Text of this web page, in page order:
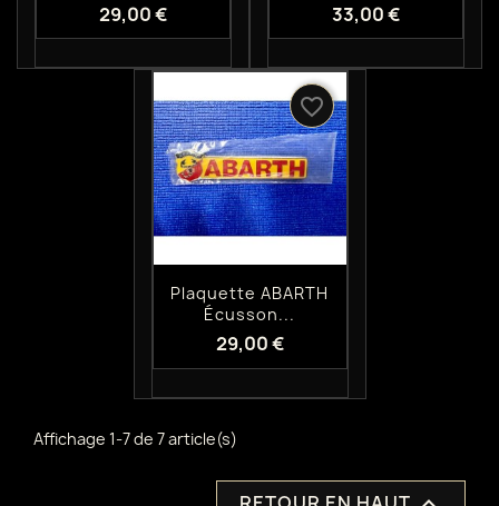
29,00 € 33,00 €
Aperçu rapide
Plaquette ABARTH
Écusson...
29,00 €
favorite_border
Affichage 1-7 de 7 article(s)